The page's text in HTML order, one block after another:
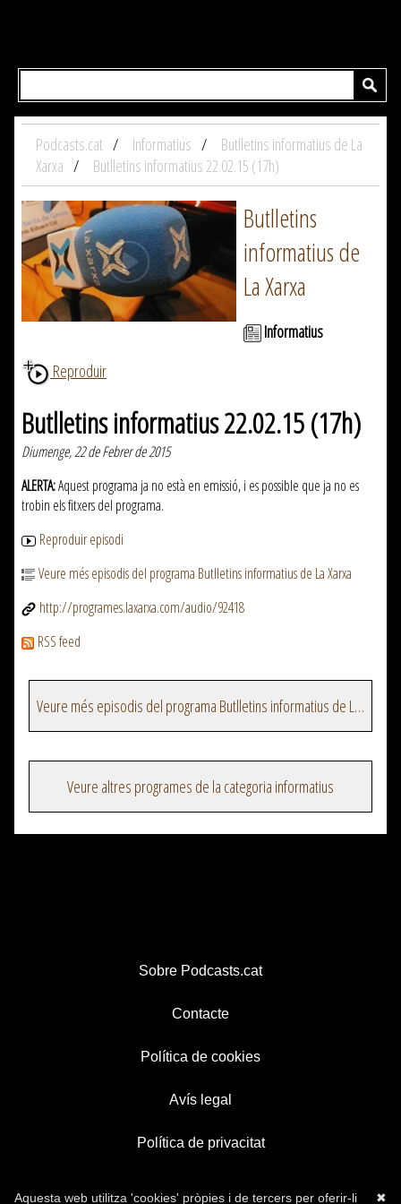
Podcasts.cat Informatius
Butlletins informatius de La
Xarxa
Butlletins informatius 22.02.15 (17h)
Butlletins
informatius de
La Xarxa
Informatius
Reproduir
Butlletins informatius 22.02.15 (17h)
Diumenge, 22 de Febrer de 2015
ALERTA:Aquest programa ja no està en emissió, i es possible que ja no es
trobin els fitxers del programa.
Reproduir episodi
Veure més episodis del programa Butlletins informatius de La Xarxa
http://programes.laxarxa.com/audio/92418
RSS feed
Veure més episodis del programa Butlletins informatius de La Xarxa
Veure altres programes de la categoria informatius
Sobre Podcasts.cat
Contacte
Política de cookies
Avís legal
Política de privacitat
✖
Aquesta web utilitza 'cookies' pròpies i de tercers per oferir-li